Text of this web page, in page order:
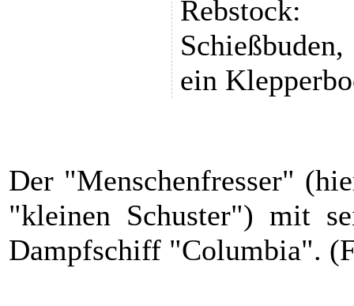
Rebstock:
ein
Der "Menschenfresser"
"kleinen Schuster") mit
Dampfschiff "Columbia".